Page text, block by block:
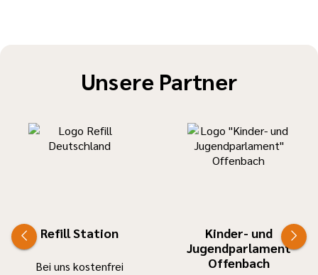
Unsere Partner
Refill Station
Bei uns kostenfrei
Kinder- und
Jugendparlament
Offenbach